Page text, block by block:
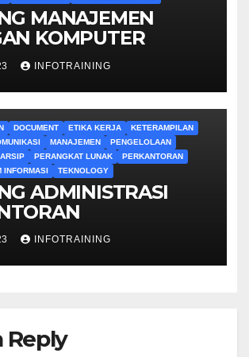
MANAJEMEN
KOMPUTER
INFOTRAINING
DOCUMENT ETIKA KERJA
KETERAMPILAN
MANAJEMEN
PENGELOLAAN
PERANGKAT LUNAK
PERKANTORAN
INFORMASI TEKNOLOGY
ADMINISTRASI
INFOTRAINING
Reply